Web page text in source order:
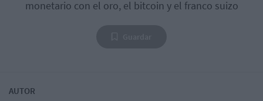
monetario con el oro, el bitcoin y el franco suizo
AUTOR